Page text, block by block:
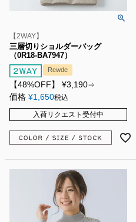
【2WAY】
三層切りショルダーバッグ
（0R18-BA7947）
Rewde
【48%OFF】 ¥3,190⇒
価格 ¥1,650税込
入荷リクエスト受付中